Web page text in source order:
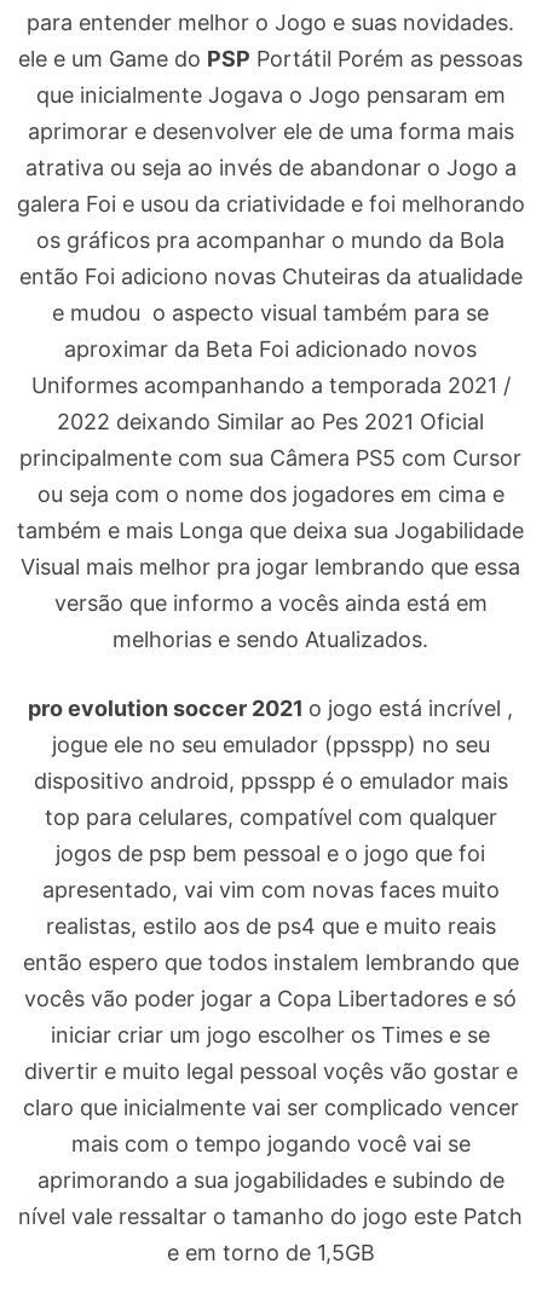
para entender melhor o Jogo e suas novidades.
ele e um Game do PSP Portátil Porém as pessoas
que inicialmente Jogava o Jogo pensaram em
aprimorar e desenvolver ele de uma forma mais
atrativa ou seja ao invés de abandonar o Jogo a
galera Foi e usou da criatividade e foi melhorando
os gráficos pra acompanhar o mundo da Bola
então Foi adiciono novas Chuteiras da atualidade
e mudou o aspecto visual também para se
aproximar da Beta Foi adicionado novos
Uniformes acompanhando a temporada 2021 /
2022 deixando Similar ao Pes 2021 Oficial
principalmente com sua Câmera PS5 com Cursor
ou seja com o nome dos jogadores em cima e
também e mais Longa que deixa sua Jogabilidade
Visual mais melhor pra jogar lembrando que essa
versão que informo a vocês ainda está em
melhorias e sendo Atualizados.
pro evolution soccer 2021 o jogo está incrível ,
jogue ele no seu emulador (ppsspp) no seu
dispositivo android, ppsspp é o emulador mais
top para celulares, compatível com qualquer
jogos de psp bem pessoal e o jogo que foi
apresentado, vai vim com novas faces muito
realistas, estilo aos de ps4 que e muito reais
então espero que todos instalem lembrando que
vocês vão poder jogar a Copa Libertadores e só
iniciar criar um jogo escolher os Times e se
divertir e muito legal pessoal voçês vão gostar e
claro que inicialmente vai ser complicado vencer
mais com o tempo jogando você vai se
aprimorando a sua jogabilidades e subindo de
nível vale ressaltar o tamanho do jogo este Patch
e em torno de 1,5GB